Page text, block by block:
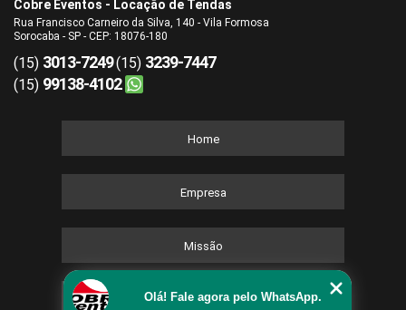
Cobre Eventos - Locação de Tendas
Rua Francisco Carneiro da Silva, 140 - Vila Formosa
Sorocaba - SP - CEP: 18076-180
(15) 3013-7249(15) 3239-7447
(15) 99138-4102
Home
Empresa
Missão
Serviços
Olá! Fale agora pelo WhatsApp.